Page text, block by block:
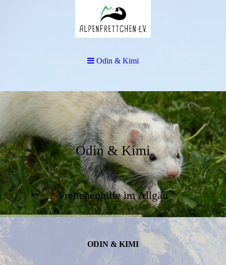
Odin & Kimi
Frettchenhilfe im Allgäu
ODIN & KIMI
Odin & Kimi